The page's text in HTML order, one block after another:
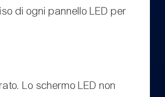
di ogni pannello LED per
Lo schermo LED non